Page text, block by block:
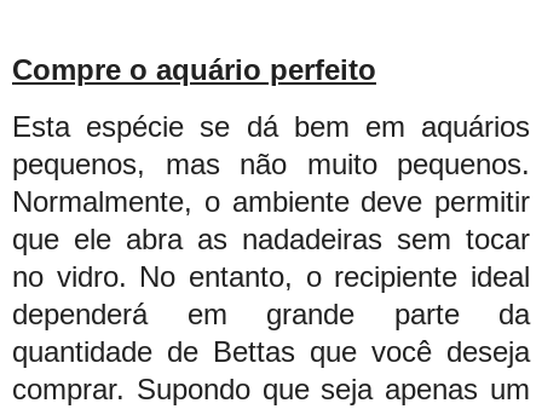
Compre o aquário perfeito
Esta espécie se dá bem em aquários
pequenos, mas não muito pequenos.
Normalmente, o ambiente deve permitir
que ele abra as nadadeiras sem tocar
no vidro. No entanto, o recipiente ideal
dependerá em grande parte da
quantidade de Bettas que você deseja
comprar. Supondo que seja apenas um